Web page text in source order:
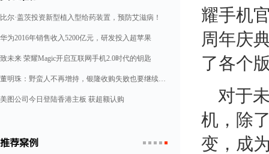
比尔·盖茨投资新型植入型给药装置，预防艾滋病！
华为2016年销售收入5200亿元，研发投入超苹果
致未来 荣耀Magic开启互联网手机2.0时代的钥匙
董明珠：野蛮人不再增持，银隆收购失败也要继续造格力汽车
美图公司今日登陆香港主板 获超额认购
推荐案例
耀手机
周年庆
了各个
对于
机，除
变，成